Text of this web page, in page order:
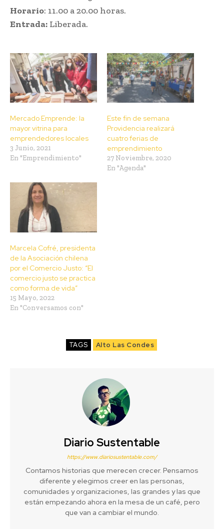
Horario: 11.00 a 20.00 horas.
Entrada: Liberada.
Mercado Emprende: la
mayor vitrina para
emprendedores locales
3 Junio, 2021
En "Emprendimiento"
Este fin de semana
Providencia realizará
cuatro ferias de
emprendimiento
27 Noviembre, 2020
En "Agenda"
Marcela Cofré, presidenta
de la Asociación chilena
por el Comercio Justo: “El
comercio justo se practica
como forma de vida”
15 Mayo, 2022
En "Conversamos con"
TAGS Alto Las Condes
Diario Sustentable
https://www.diariosustentable.com/
Contamos historias que merecen crecer. Pensamos
diferente y elegimos creer en las personas,
comunidades y organizaciones, las grandes y las que
están empezando ahora en la mesa de un café, pero
que van a cambiar el mundo.